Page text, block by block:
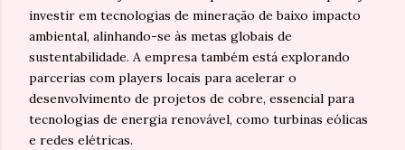
investir em tecnologias de mineração de baixo impacto
ambiental, alinhando-se às metas globais de
sustentabilidade. A empresa também está explorando
parcerias com players locais para acelerar o
desenvolvimento de projetos de cobre, essencial para
tecnologias de energia renovável, como turbinas eólicas
e redes elétricas.